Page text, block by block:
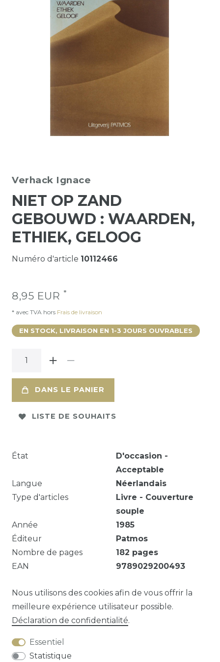
Verhack Ignace
NIET OP ZAND
GEBOUWD : WAARDEN,
ETHIEK, GELOOG
Numéro d'article 10112466
8,95 EUR *
* avec TVA hors Frais de livraison
EN STOCK, LIVRAISON EN 1-3 JOURS OUVRABLES
DANS LE PANIER
LISTE DE SOUHAITS
État
D'occasion -
Acceptable
Langue
Néerlandais
Type d'articles
Livre - Couverture
souple
Année
1985
Éditeur
Patmos
Nombre de pages
182 pages
EAN
9789029200493
182 p. ; 21 cm.
Question sur cet article?
Nous utilisons des cookies afin de vous offrir la
meilleure expérience utilisateur possible.
Déclaration de confidentialité.
Essentiel
Statistique